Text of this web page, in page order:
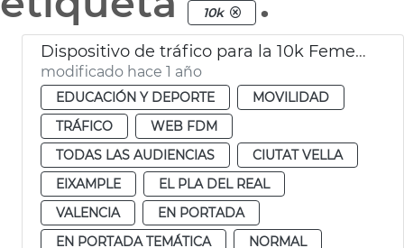
10k
Dispositivo de tráfico para la 10k Femenina
modificado hace 1 año
EDUCACIÓN Y DEPORTE
MOVILIDAD
TRÁFICO
WEB FDM
TODAS LAS AUDIENCIAS
CIUTAT VELLA
EIXAMPLE
EL PLA DEL REAL
VALENCIA
EN PORTADA
EN PORTADA TEMÁTICA
NORMAL